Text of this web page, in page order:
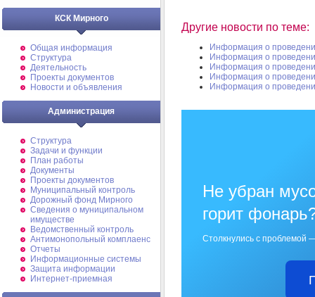
КСК Мирного
Общая информация
Структура
Деятельность
Проекты документов
Новости и объявления
Администрация
Структура
Задачи и функции
План работы
Документы
Проекты документов
Муниципальный контроль
Дорожный фонд Мирного
Cведения о муниципальном
имуществе
Ведомственный контроль
Антимонопольный комплаенс
Отчеты
Информационные системы
Защита информации
Интернет-приемная
Другие новости по теме:
Информация о
Информация о
Информация о
Информация о
Информация о
Не убран
горит
Столкнулись с проблемой